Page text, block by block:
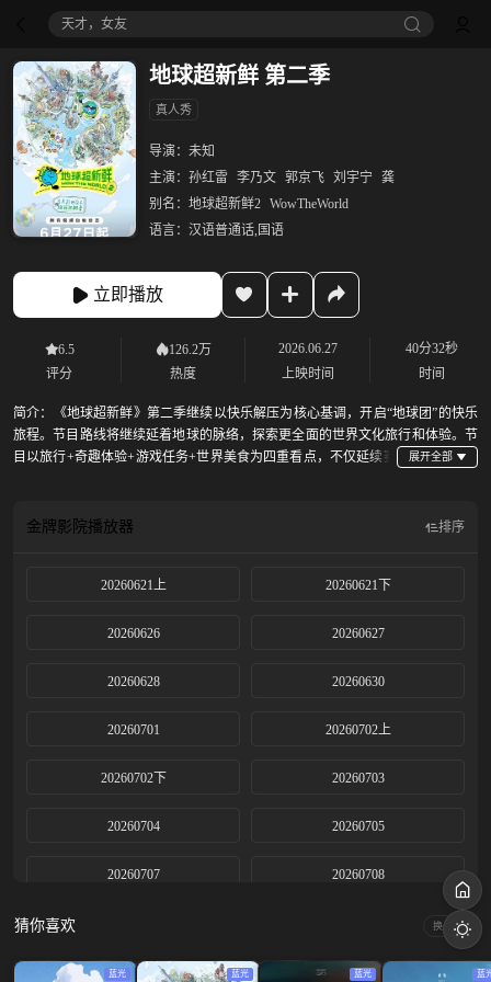
天才，女友
地球超新鲜 第二季
真人秀
导演： 未知
主演： 孙红雷 李乃文 郭京飞 刘宇宁
龚
别名： 地球超新鲜2 WowTheWorld
语言： 汉语普通话,国语
立即播放
6.5
评分
126.2万
热度
2026.06.27
上映时间
40分32秒
时间
简介：
《地球超新鲜》第二季继续以快乐解压为核心基调，开启“地球团”的快乐
旅程。节目路线将继续延着地球的脉络，探索更全面的世界文化旅行和体验。节
目以旅行+奇趣体验+游戏任务+世界美食为四重看点，不仅延续赛
金牌影院播放器 排序
20260621上 20260621下
20260626 20260627
20260628 20260630
20260701 20260702上
20260702下 20260703
20260704 20260705
20260707 20260708
20260710 20260711
猜你喜欢 换一换
蓝光 蓝光 蓝光 蓝